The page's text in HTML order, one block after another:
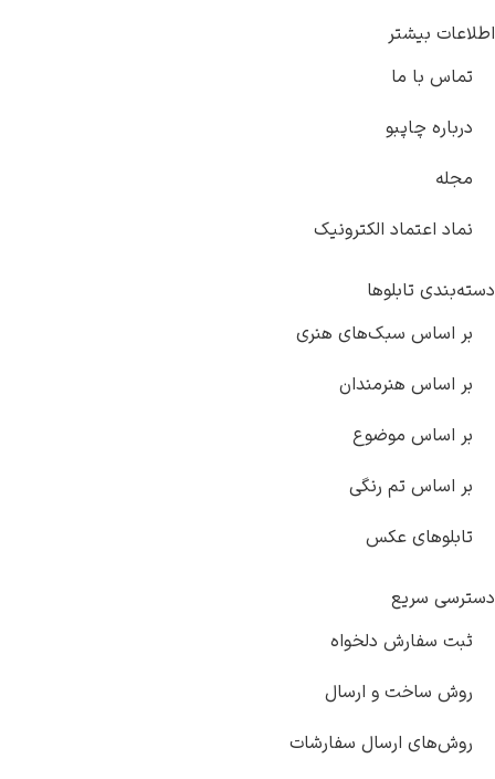
الکترونیک
هنری
رنگی
عکس
دلخواه
و ارسال
سفارشات